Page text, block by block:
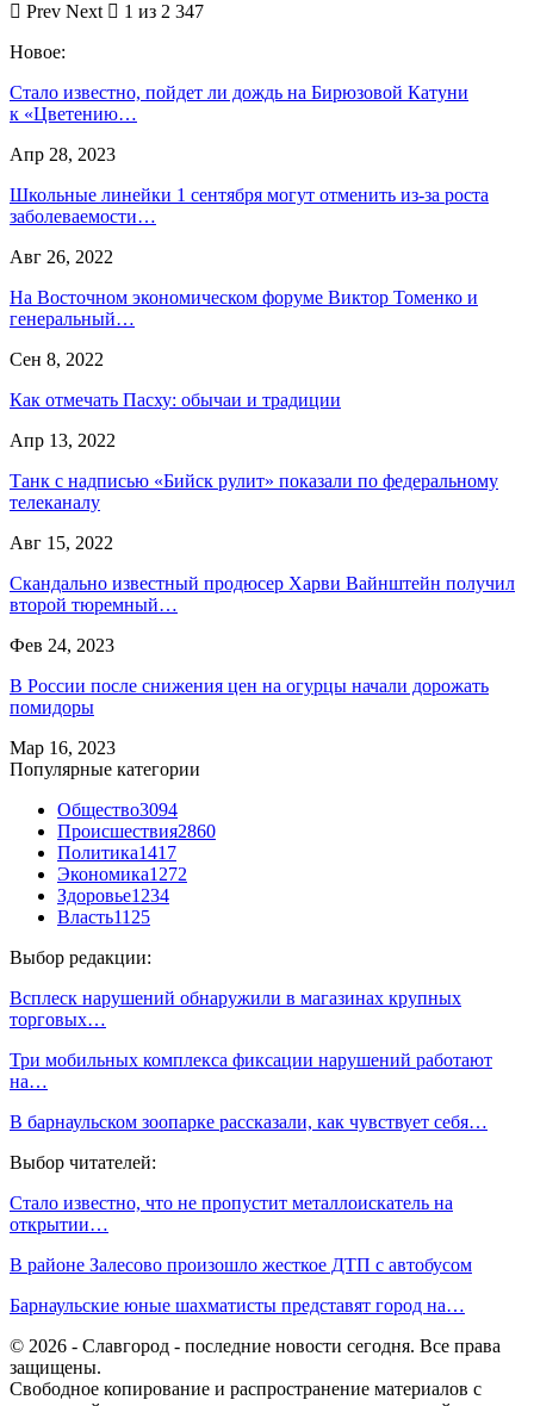
Prev Next
1 из 2 347
Новое:
Стало известно, пойдет ли дождь на Бирюзовой Катуни
к «Цветению…
Апр 28, 2023
Школьные линейки 1 сентября могут отменить из-за роста
заболеваемости…
Авг 26, 2022
На Восточном экономическом форуме Виктор Томенко и
генеральный…
Сен 8, 2022
Как отмечать Пасху: обычаи и традиции
Апр 13, 2022
Танк с надписью «Бийск рулит» показали по федеральному
телеканалу
Авг 15, 2022
Скандально известный продюсер Харви Вайнштейн получил
второй тюремный…
Фев 24, 2023
В России после снижения цен на огурцы начали дорожать
помидоры
Мар 16, 2023
Популярные категории
Общество3094
Происшествия2860
Политика1417
Экономика1272
Здоровье1234
Власть1125
Выбор редакции:
Всплеск нарушений обнаружили в магазинах крупных
торговых…
Три мобильных комплекса фиксации нарушений работают
на…
В барнаульском зоопарке рассказали, как чувствует себя…
Выбор читателей:
Стало известно, что не пропустит металлоискатель на
открытии…
В районе Залесово произошло жесткое ДТП с автобусом
Барнаульские юные шахматисты представят город на…
© 2026 - Славгород - последние новости сегодня. Все права
защищены.
Свободное копирование и распространение материалов с